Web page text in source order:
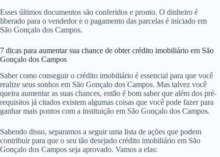
Esses últimos documentos são conferidos e pronto. O dinheiro é
liberado para o vendedor e o pagamento das parcelas é iniciado em
São Gonçalo dos Campos.
7 dicas para aumentar sua chance de obter crédito imobiliário em São
Gonçalo dos Campos
Saber como conseguir o crédito imobiliário é essencial para que você
realize seus sonhos em São Gonçalo dos Campos. Mas talvez você
queira aumentar as suas chances, então é bom saber que além dos pré-
requisitos já citados existem algumas coisas que você pode fazer para
ganhar mais pontos com a instituição em São Gonçalo dos Campos.
Sabendo disso, separamos a seguir uma lista de ações que podem
contribuir para que o seu tão desejado crédito imobiliário em São
Gonçalo dos Campos seja aprovado. Vamos a elas: